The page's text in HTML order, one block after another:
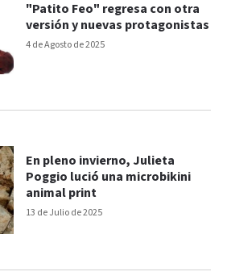
4 de Agosto de 2025
"Patito Feo" regresa con otra
versión y nuevas protagonistas
13 de Julio de 2025
En pleno invierno, Julieta
Poggio lució una microbikini
animal print